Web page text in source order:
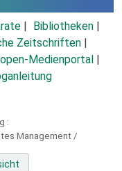
Bibliotheken
Zeitschriften
Medienportal
:
Management /